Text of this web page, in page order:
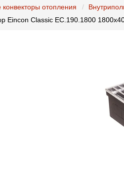
отопления
Eincon Classic EC.190.1800